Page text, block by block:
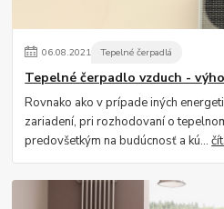
06.08.2021 Tepelné čerpadlá
Tepelné čerpadlo vzduch -
Rovnako ako v prípade iných
zariadení, pri rozhodovaní o
predovšetkým na budúcnosť a kú...